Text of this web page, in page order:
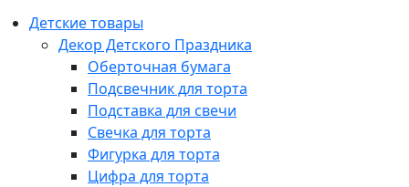
Детские товары
Декор Детского Праздника
Оберточная бумага
Подсвечник для торта
Подставка для свечи
Свечка для торта
Фигурка для торта
Цифра для торта